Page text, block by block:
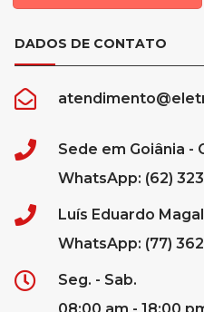
DADOS DE CONTATO
Sede em Goiânia -
WhatsApp: (62)
Luís Eduardo
WhatsApp: (77)
Seg. - Sab.
08:00 am - 18:00